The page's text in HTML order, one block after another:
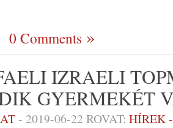
0 Comments
IZRAELI
GYERMEKÉT
- 2019-06-22 ROVAT: HÍREK